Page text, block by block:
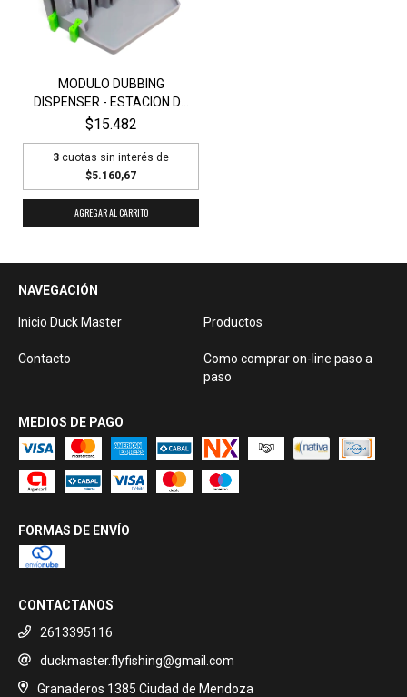
MODULO DUBBING
DISPENSER - ESTACION DE
T...
$15.482
3 cuotas sin interés de
$5.160,67
NAVEGACIÓN
Inicio Duck Master Productos
Contacto
Como comprar on-line paso a
paso
MEDIOS DE PAGO
FORMAS DE ENVÍO
CONTACTANOS
2613395116
duckmaster.flyfishing@gmail.com
Granaderos 1385 Ciudad de Mendoza